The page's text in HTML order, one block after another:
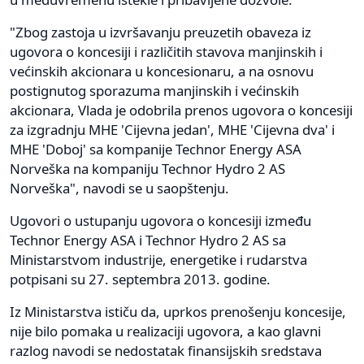
"Zbog zastoja u izvršavanju preuzetih obaveza iz
ugovora o koncesiji i različitih stavova manjinskih i
većinskih akcionara u koncesionaru, a na osnovu
postignutog sporazuma manjinskih i većinskih
akcionara, Vlada je odobrila prenos ugovora o koncesiji
za izgradnju MHE 'Cijevna jedan', MHE 'Cijevna dva' i
MHE 'Doboj' sa kompanije Technor Energy ASA
Norveška na kompaniju Technor Hydro 2 AS
Norveška", navodi se u saopštenju.
Ugovori o ustupanju ugovora o koncesiji između
Technor Energy ASA i Technor Hydro 2 AS sa
Ministarstvom industrije, energetike i rudarstva
potpisani su 27. septembra 2013. godine.
Iz Ministarstva ističu da, uprkos prenošenju koncesije,
nije bilo pomaka u realizaciji ugovora, a kao glavni
razlog navodi se nedostatak finansijskih sredstava